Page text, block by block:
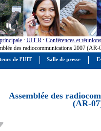
: UIT-R : Conférences et réunions
des radiocommunications 2007 (AR-
Assemblée des
(AR-
de l'UIT Salle de presse